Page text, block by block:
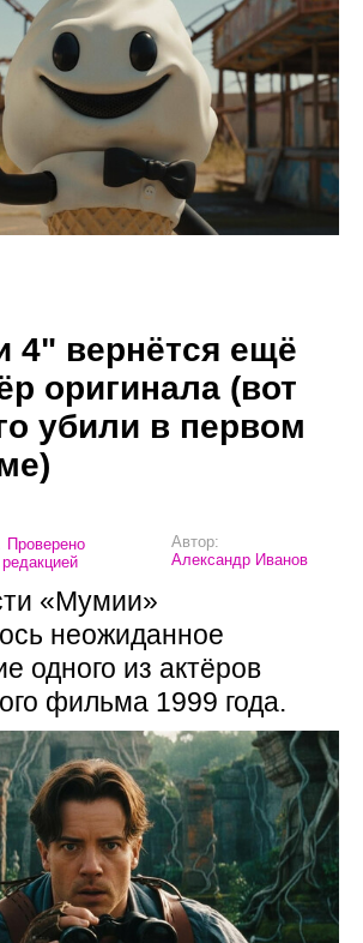
4" вернётся ещё
оригинала (вот
убили в первом
Проверено
редакцией
Автор:
Александр Иванов
«Мумии»
неожиданное
одного из актёров
фильма 1999 года.